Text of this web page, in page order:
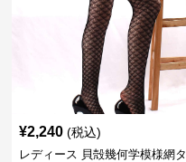
¥2,240 (税込)
レディース 貝殻幾何学模様網タ